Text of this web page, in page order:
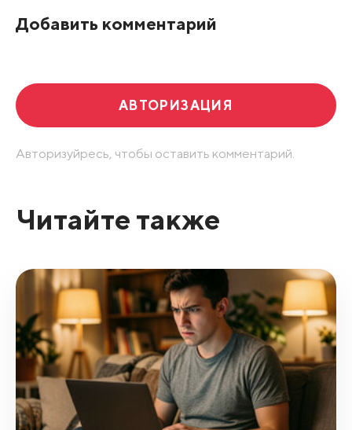
Добавить комментарий
АВТОРИЗАЦИЯ
Авторизуйресь, чтобы оставить комментарий.
Читайте также